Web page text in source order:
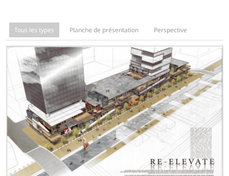
Tous les types Planche de présentation Perspective